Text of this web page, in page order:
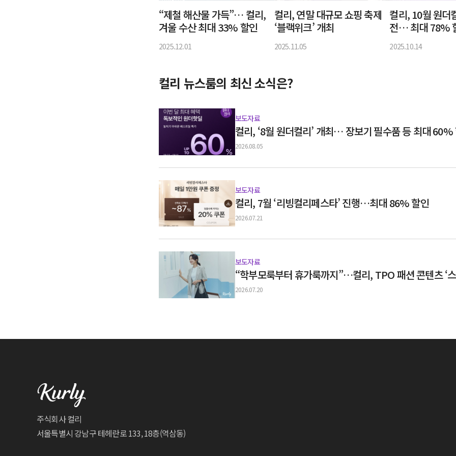
“제철 해산물 가득”… 컬리,
겨울 수산 최대 33% 할인
2025.12.01
컬리, 연말 대규모 쇼핑 축제
‘블랙위크’ 개최
2025.11.05
컬리, 10월 원더
전… 최대 78%
2025.10.14
컬리 뉴스룸의 최신 소식은?
보도자료
컬리, ‘8월 원더컬리’ 개최… 장보기 필수품 등 최대 60%
2026.08.05
보도자료
컬리, 7월 ‘리빙컬리페스타’ 진행…최대 86% 할인
2026.07.21
보도자료
“학부모룩부터 휴가룩까지”…컬리, TPO 패션 콘텐츠 ‘
2026.07.20
주식회사 컬리
서울특별시 강남구 테헤란로 133, 18층(역삼동)